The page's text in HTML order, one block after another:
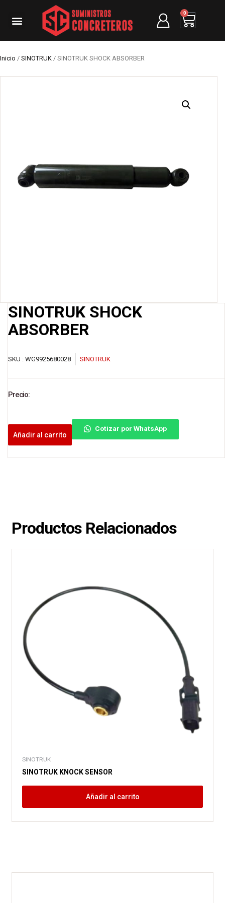
0
Inicio / SINOTRUK / SINOTRUK SHOCK ABSORBER
SINOTRUK SHOCK
ABSORBER
SKU : WG9925680028 SINOTRUK
Precio:
Añadir al carrito
Cotizar por WhatsApp
Productos Relacionados
SINOTRUK
SINOTRUK KNOCK SENSOR
Añadir al carrito